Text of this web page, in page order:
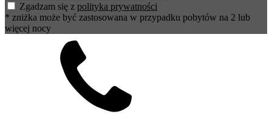
Zgadzam się z polityka prywatności
* zniżka może być zastosowana w przypadku pobytów na 2 lub
więcej nocy